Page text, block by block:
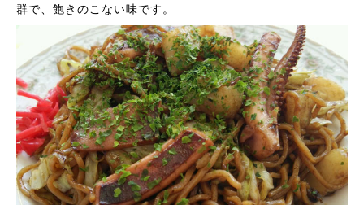
群で、飽きのこない味です。